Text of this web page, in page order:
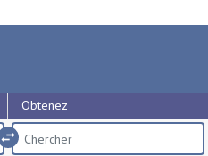
Obtenez
import_export